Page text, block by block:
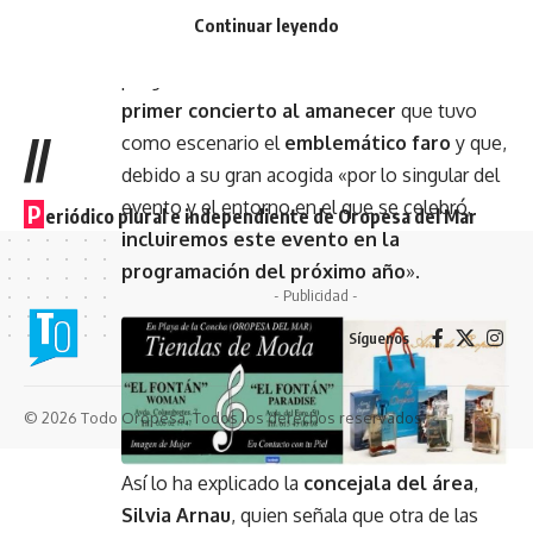
.
primer concierto al amanecer que tuvo
como escenario el emblemático faro y que,
debido a su gran acogida «por lo singular del
evento y el entorno en el que se celebró,
incluiremos este evento en la
programación del próximo año».
- Publicidad -
Así lo ha explicado la concejala del área,
Silvia Arnau, quien señala que otra de las
Continuar leyendo
//
P eriódico plural e independiente de Oropesa del Mar
Síguenos
© 2026 Todo Oropesa. Todos los derechos reservados.